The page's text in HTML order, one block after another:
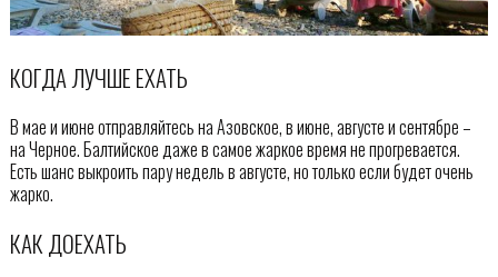
КОГДА ЛУЧШЕ ЕХАТЬ
В мае и июне отправляйтесь на Азовское, в июне, августе и сентябре –
на Черное. Балтийское даже в самое жаркое время не прогревается.
Есть шанс выкроить пару недель в августе, но только если будет очень
жарко.
КАК ДОЕХАТЬ